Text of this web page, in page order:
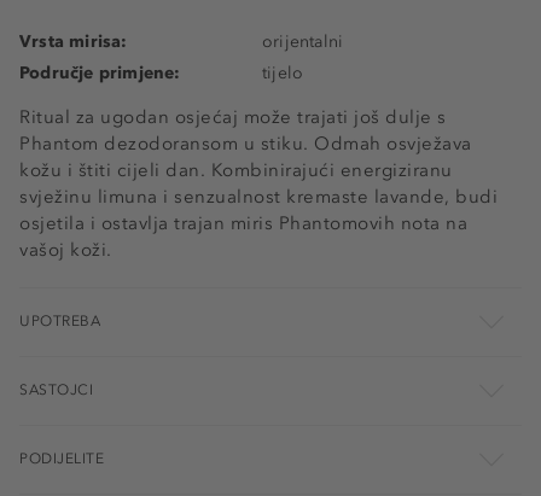
Ritual za ugodan osjećaj može trajati još dulje s
Phantom dezodoransom u stiku. Odmah osvježava
kožu i štiti cijeli dan. Kombinirajući energiziranu
svježinu limuna i senzualnost kremaste lavande, budi
osjetila i ostavlja trajan miris Phantomovih nota na
vašoj koži.
Vrsta mirisa:
orijentalni
Područje primjene:
tijelo
UPOTREBA
SASTOJCI
PODIJELITE